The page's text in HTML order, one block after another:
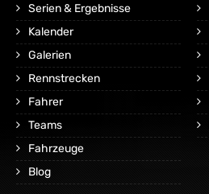
Serien & Ergebnisse
Kalender
Galerien
Rennstrecken
Fahrer
Teams
Fahrzeuge
Blog